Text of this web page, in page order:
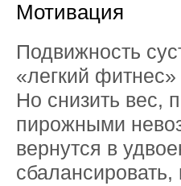
Мотивация
Подвижность
«легкий
Но снизить вес,
пирожными
вернутся в